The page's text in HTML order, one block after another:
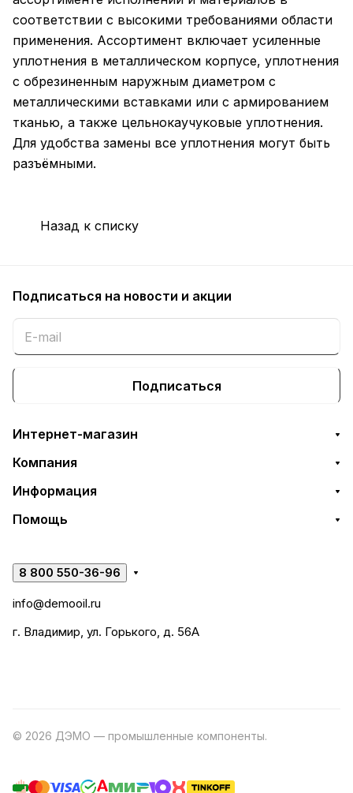
соответствии с высокими требованиями области
применения. Ассортимент включает усиленные
уплотнения в металлическом корпусе, уплотнения
с обрезиненным наружным диаметром с
металлическими вставками или с армированием
тканью, а также цельнокаучуковые уплотнения.
Для удобства замены все уплотнения могут быть
разъёмными.
Назад к списку
Подписаться на новости и акции
Подписаться
Интернет-магазин
Компания
Информация
Помощь
8 800 550-36-96
info@demooil.ru
г. Владимир, ул. Горького, д. 56А
© 2026 ДЭМО — промышленные компоненты.